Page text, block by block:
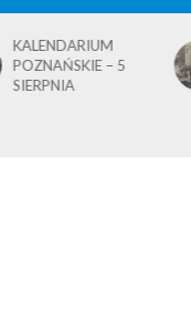
KALENDARIUM
POZNAŃSKIE – 4
SIERPNIA